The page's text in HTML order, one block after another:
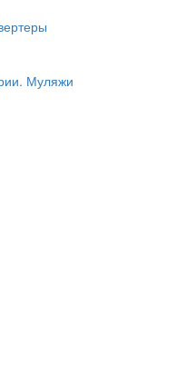
Муляжи